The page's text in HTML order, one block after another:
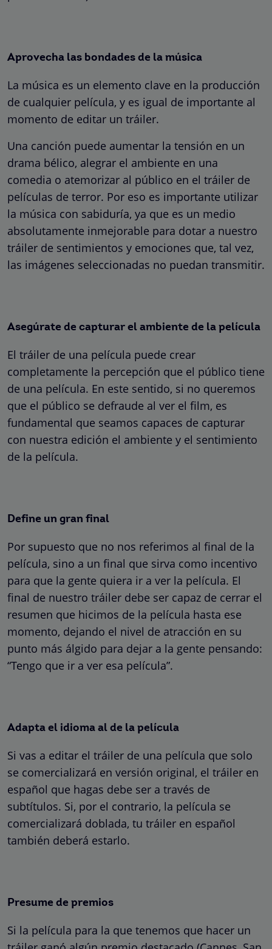
Aprovecha las bondades de la música
La música es un elemento clave en la producción
de cualquier película, y es igual de importante al
momento de editar un tráiler.
Una canción puede aumentar la tensión en un
drama bélico, alegrar el ambiente en una
comedia o atemorizar al público en el tráiler de
películas de terror. Por eso es importante utilizar
la música con sabiduría, ya que es un medio
absolutamente inmejorable para dotar a nuestro
tráiler de sentimientos y emociones que, tal vez,
las imágenes seleccionadas no puedan transmitir.
Asegúrate de capturar el ambiente de la película
El tráiler de una película puede crear
completamente la percepción que el público tiene
de una película. En este sentido, si no queremos
que el público se defraude al ver el film, es
fundamental que seamos capaces de capturar
con nuestra edición el ambiente y el sentimiento
de la película.
Define un gran final
Por supuesto que no nos referimos al final de la
película, sino a un final que sirva como incentivo
para que la gente quiera ir a ver la película. El
final de nuestro tráiler debe ser capaz de cerrar el
resumen que hicimos de la película hasta ese
momento, dejando el nivel de atracción en su
punto más álgido para dejar a la gente pensando:
“Tengo que ir a ver esa película”.
Adapta el idioma al de la película
Si vas a editar el tráiler de una película que solo
se comercializará en versión original, el tráiler en
español que hagas debe ser a través de
subtítulos. Si, por el contrario, la película se
comercializará doblada, tu tráiler en español
también deberá estarlo.
Presume de premios
Si la película para la que tenemos que hacer un